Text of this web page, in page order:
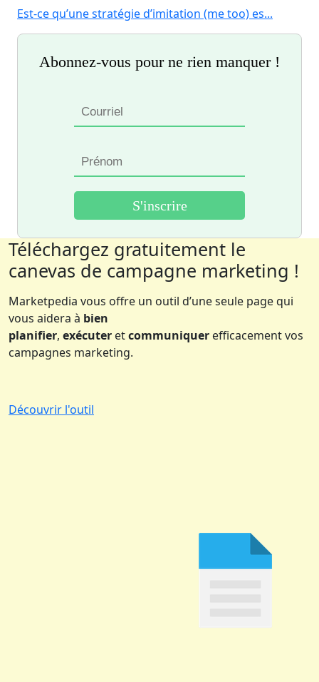
Est-ce qu’une stratégie d’imitation (me too) es...
Abonnez-vous pour ne rien manquer !
Téléchargez gratuitement le
canevas de campagne marketing !
Marketpedia vous offre un outil d’une seule page qui
vous aidera à bien
planifier, exécuter etcommuniquer efficacement vos
campagnes marketing.
Découvrir l'outil